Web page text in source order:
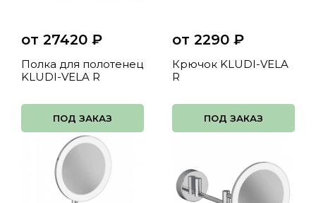
от 27420 ₽
Полка для полотенец
KLUDI-VELA R
ПОД ЗАКАЗ
от 2290 ₽
Крючок KLUDI-VELA
R
ПОД ЗАКАЗ